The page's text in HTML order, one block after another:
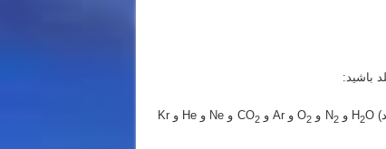
باشید:
2O و N 2 و O 2 و Ar و CO 2
و Ne و He و Kr